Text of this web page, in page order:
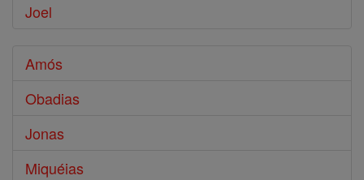
Joel
Amós
Obadias
Jonas
Miquéias